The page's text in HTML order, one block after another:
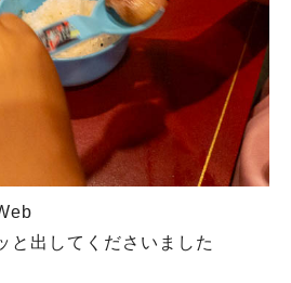
と出してくださいました